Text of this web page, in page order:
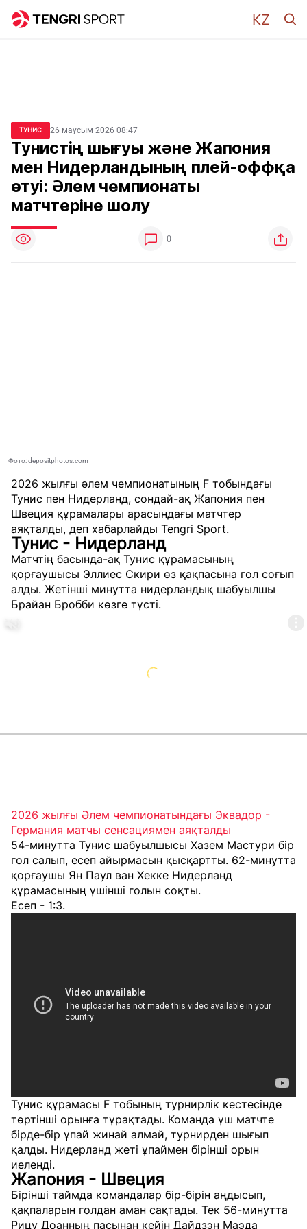
ТУНИС 26 маусым 2026 08:47
Тунистің шығуы және Жапония
мен Нидерландының плей-оффқа
өтуі: Әлем чемпионаты
матчтеріне шолу
0
Фото: depositphotos.com
2026 жылғы әлем чемпионатының F тобындағы
Тунис пен Нидерланд, сондай-ақ Жапония пен
Швеция құрамалары арасындағы матчтер
аяқталды, деп хабарлайды Tengri Sport.
Тунис - Нидерланд
Матчтің басында-ақ Тунис құрамасының
қорғаушысы Эллиес Скири өз қақпасына гол соғып
алды. Жетінші минутта нидерландық шабуылшы
Брайан Бробби көзге түсті.
2026 жылғы Әлем чемпионатындағы Эквадор -
Германия матчы сенсациямен аяқталды
54-минутта Тунис шабуылшысы Хазем Мастури бір
гол салып, есеп айырмасын қысқартты. 62-минутта
қорғаушы Ян Паул ван Хекке Нидерланд
құрамасының үшінші голын соқты.
Есеп - 1:3.
Тунис құрамасы F тобының турнирлік кестесінде
төртінші орынға тұрақтады. Команда үш матчте
бірде-бір ұпай жинай алмай, турнирден шығып
қалды. Нидерланд жеті ұпаймен бірінші орын
иеленді.
Жапония - Швеция
Бірінші таймда командалар бір-бірін аңдысып,
қақпаларын голдан аман сақтады. Тек 56-минутта
Рицу Доанның пасынан кейін Дайдзэн Маэда